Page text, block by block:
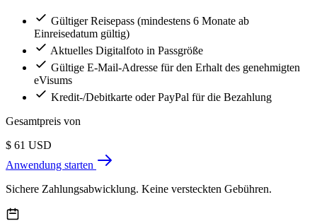
Gültiger Reisepass (mindestens 6 Monate ab
Einreisedatum gültig)
Aktuelles Digitalfoto in Passgröße
Gültige E-Mail-Adresse für den Erhalt des genehmigten
eVisums
Kredit-/Debitkarte oder PayPal für die Bezahlung
Gesamtpreis von
$ 61 USD
Anwendung starten
Sichere Zahlungsabwicklung. Keine versteckten Gebühren.